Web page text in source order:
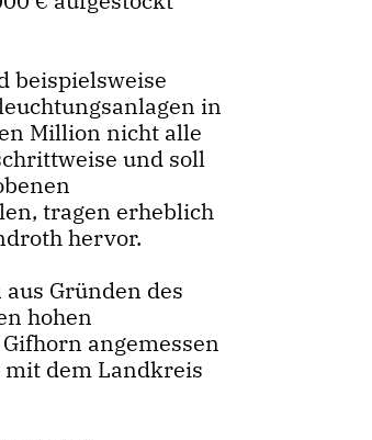
beispielsweise
in
Million nicht alle
und soll
tragen erheblich
hervor.
Gründen des
hohen
angemessen
mit dem Landkreis